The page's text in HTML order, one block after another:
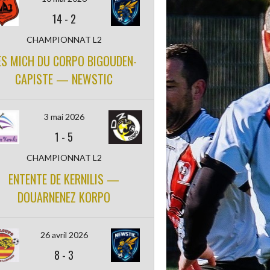
14- 2
CHAMPIONNAT L2
MICH DU CORPO BIGOUDEN-
CAPISTE — NEWSTIC
3 mai 2026
1 - 5
CHAMPIONNAT L2
ENTENTE DE KERNILIS —
DOUARNENEZ KORPO
26 avril 2026
8 - 3